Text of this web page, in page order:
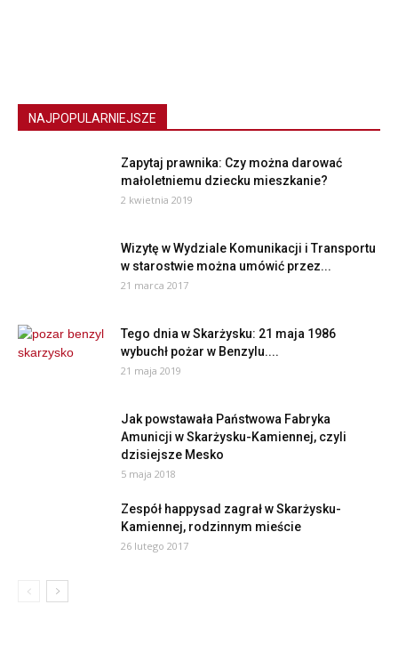
NAJPOPULARNIEJSZE
Zapytaj prawnika: Czy można darować
małoletniemu dziecku mieszkanie?
2 kwietnia 2019
Wizytę w Wydziale Komunikacji i Transportu
w starostwie można umówić przez...
21 marca 2017
Tego dnia w Skarżysku: 21 maja 1986
wybuchł pożar w Benzylu....
21 maja 2019
Jak powstawała Państwowa Fabryka
Amunicji w Skarżysku-Kamiennej, czyli
dzisiejsze Mesko
5 maja 2018
Zespół happysad zagrał w Skarżysku-
Kamiennej, rodzinnym mieście
26 lutego 2017